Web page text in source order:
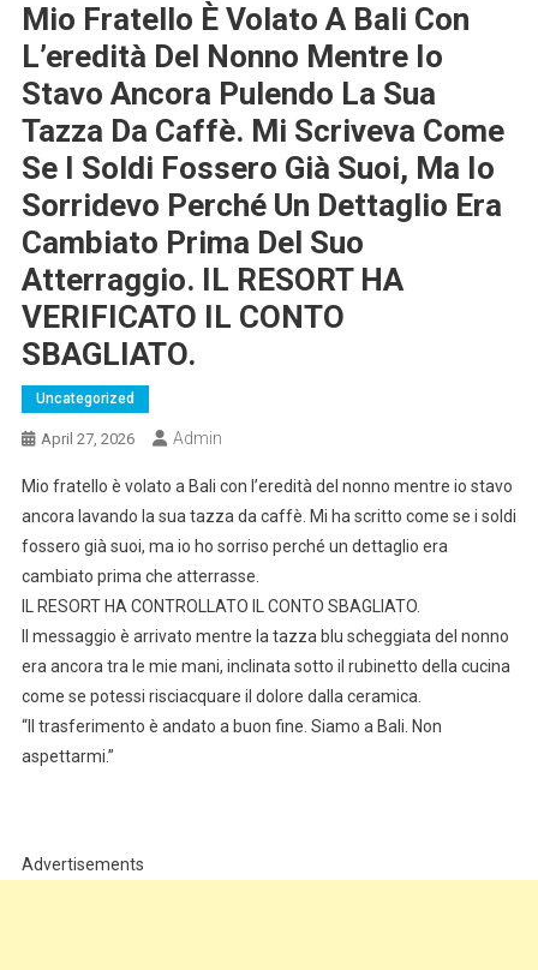
Mio Fratello È Volato A Bali Con
L’eredità Del Nonno Mentre Io
Stavo Ancora Pulendo La Sua
Tazza Da Caffè. Mi Scriveva Come
Se I Soldi Fossero Già Suoi, Ma Io
Sorridevo Perché Un Dettaglio Era
Cambiato Prima Del Suo
Atterraggio. IL RESORT HA
VERIFICATO IL CONTO
SBAGLIATO.
Uncategorized
April 27, 2026 Admin
Mio fratello è volato a Bali con l’eredità del nonno mentre io stavo
ancora lavando la sua tazza da caffè. Mi ha scritto come se i soldi
fossero già suoi, ma io ho sorriso perché un dettaglio era
cambiato prima che atterrasse.
IL RESORT HA CONTROLLATO IL CONTO SBAGLIATO.
Il messaggio è arrivato mentre la tazza blu scheggiata del nonno
era ancora tra le mie mani, inclinata sotto il rubinetto della cucina
come se potessi risciacquare il dolore dalla ceramica.
“Il trasferimento è andato a buon fine. Siamo a Bali. Non
aspettarmi.”
Advertisements